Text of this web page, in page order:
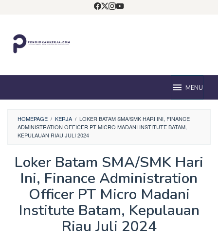
MENU
HOMEPAGE / KERJA / LOKER BATAM SMA/SMK HARI INI, FINANCE
ADMINISTRATION OFFICER PT MICRO MADANI INSTITUTE BATAM,
KEPULAUAN RIAU JULI 2024
Loker Batam SMA/SMK Hari
Ini, Finance Administration
Officer PT Micro Madani
Institute Batam, Kepulauan
Riau Juli 2024